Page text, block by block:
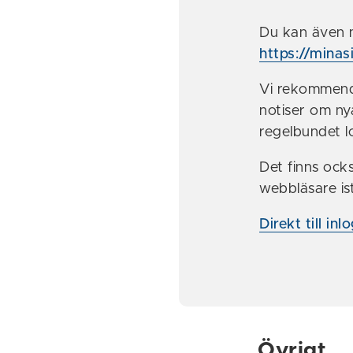
Du kan även
https://
Vi
notiser om
regelbundet
Det finns
webbläsare
Direkt till